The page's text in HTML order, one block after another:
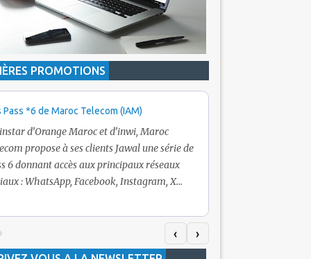
PROMOTIONS
Pass *6 de Maroc Telecom (IAM)
d’Orange Maroc et d’inwi, Maroc
propose à ses clients Jawal une série de
6 donnant accès aux principaux réseaux
: WhatsApp, Facebook, Instagram, X
inclut 100 Mo, le Pass 10 Dh offre 400 Mo,
que les formules à 20 Dh et 30 Dh
respectivement 1 Go et 2 Go. Les
‹ ›